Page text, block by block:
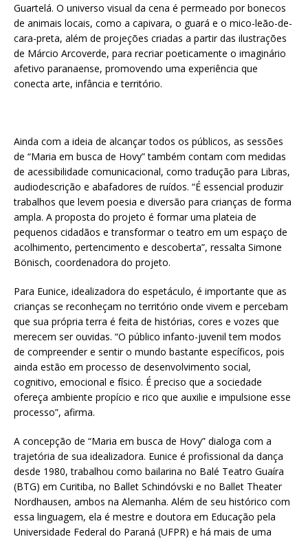
Guartelá. O universo visual da cena é permeado por bonecos
de animais locais, como a capivara, o guará e o mico-leão-de-
cara-preta, além de projeções criadas a partir das ilustrações
de Márcio Arcoverde, para recriar poeticamente o imaginário
afetivo paranaense, promovendo uma experiência que
conecta arte, infância e território.
Ainda com a ideia de alcançar todos os públicos, as sessões
de “Maria em busca de Hovy” também contam com medidas
de acessibilidade comunicacional, como tradução para Libras,
audiodescrição e abafadores de ruídos. “É essencial produzir
trabalhos que levem poesia e diversão para crianças de forma
ampla. A proposta do projeto é formar uma plateia de
pequenos cidadãos e transformar o teatro em um espaço de
acolhimento, pertencimento e descoberta”, ressalta Simone
Bönisch, coordenadora do projeto.
Para Eunice, idealizadora do espetáculo, é importante que as
crianças se reconheçam no território onde vivem e percebam
que sua própria terra é feita de histórias, cores e vozes que
merecem ser ouvidas. “O público infanto-juvenil tem modos
de compreender e sentir o mundo bastante específicos, pois
ainda estão em processo de desenvolvimento social,
cognitivo, emocional e físico. É preciso que a sociedade
ofereça ambiente propício e rico que auxilie e impulsione esse
processo”, afirma.
A concepção de “Maria em busca de Hovy” dialoga com a
trajetória de sua idealizadora. Eunice é profissional da dança
desde 1980, trabalhou como bailarina no Balé Teatro Guaíra
(BTG) em Curitiba, no Ballet Schindóvski e no Ballet Theater
Nordhausen, ambos na Alemanha. Além de seu histórico com
essa linguagem, ela é mestre e doutora em Educação pela
Universidade Federal do Paraná (UFPR) e há mais de uma